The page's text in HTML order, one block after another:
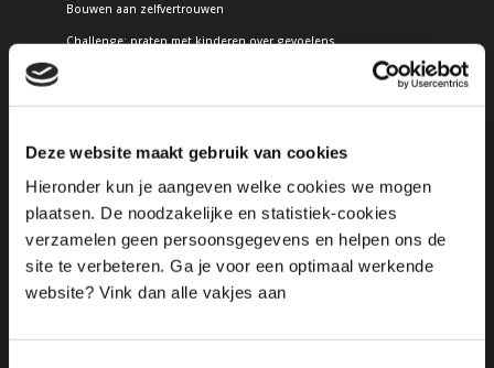
Deze website maakt gebruik van cookies
Hieronder kun je aangeven welke cookies we mogen
plaatsen. De noodzakelijke en statistiek-cookies
verzamelen geen persoonsgegevens en helpen ons de
site te verbeteren. Ga je voor een optimaal werkende
website? Vink dan alle vakjes aan
Bouwen aan zelfvertrouwen
Challenge: praten met kinderen over gevoelens
Gratis
gedrag kind
Proefles wortels en vleugels
Praten met kinderen over gevoelens
Checklist zelfbeeld
Contact